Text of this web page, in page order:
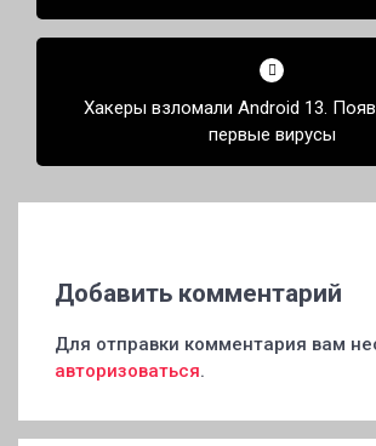
более 3 км
Хакеры взломали Android 13.
первые вирусы
Добавить комментарий
Для отправки комментария вам
авторизоваться.